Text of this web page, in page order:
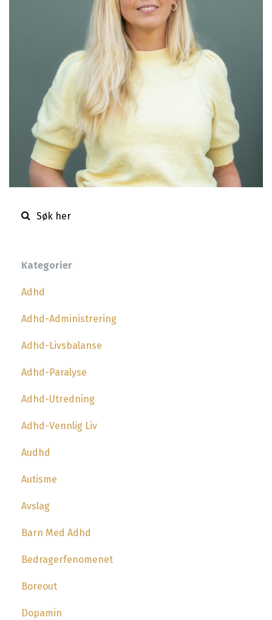
Kategorier
Adhd
Adhd-Administrering
Adhd-Livsbalanse
Adhd-Paralyse
Adhd-Utredning
Adhd-Vennlig Liv
Audhd
Autisme
Avslag
Barn Med Adhd
Bedragerfenomenet
Boreout
Dopamin